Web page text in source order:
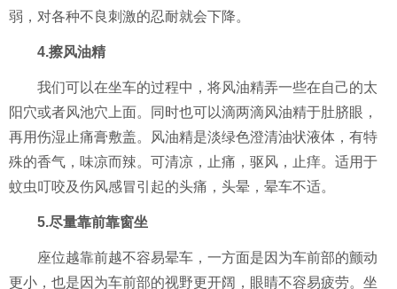
弱，对各种不良刺激的忍耐就会下降。
4.擦风油精
我们可以在坐车的过程中，将风油精弄一些在自己的太
阳穴或者风池穴上面。同时也可以滴两滴风油精于肚脐眼，
再用伤湿止痛膏敷盖。风油精是淡绿色澄清油状液体，有特
殊的香气，味凉而辣。可清凉，止痛，驱风，止痒。适用于
蚊虫叮咬及伤风感冒引起的头痛，头晕，晕车不适。
5.尽量靠前靠窗坐
座位越靠前越不容易晕车，一方面是因为车前部的颤动
更小，也是因为车前部的视野更开阔，眼睛不容易疲劳。坐